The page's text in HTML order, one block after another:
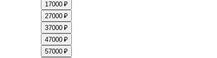
17000 ₽
27000 ₽
37000 ₽
47000 ₽
57000 ₽